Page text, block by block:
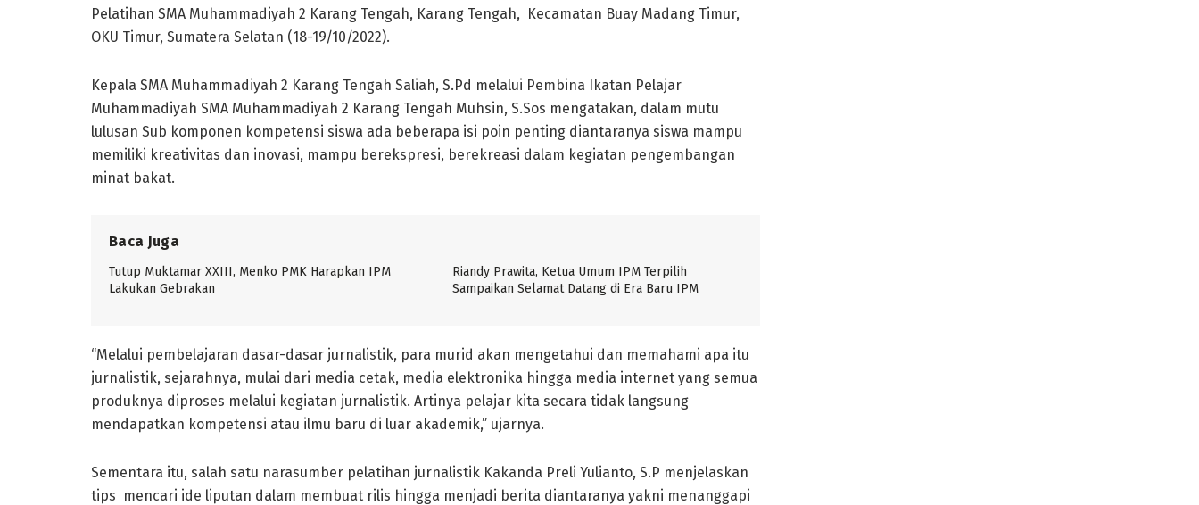
Pelatihan SMA Muhammadiyah 2 Karang Tengah, Karang Tengah, Kecamatan Buay Madang Timur,
OKU Timur, Sumatera Selatan (18-19/10/2022).
Kepala SMA Muhammadiyah 2 Karang Tengah Saliah, S.Pd melalui Pembina Ikatan Pelajar
Muhammadiyah SMA Muhammadiyah 2 Karang Tengah Muhsin, S.Sos mengatakan, dalam mutu
lulusan Sub komponen kompetensi siswa ada beberapa isi poin penting diantaranya siswa mampu
memiliki kreativitas dan inovasi, mampu berekspresi, berekreasi dalam kegiatan pengembangan
minat bakat.
Baca Juga
Tutup Muktamar XXIII, Menko PMK Harapkan IPM
Lakukan Gebrakan
Riandy Prawita, Ketua Umum IPM Terpilih
Sampaikan Selamat Datang di Era Baru IPM
“Melalui pembelajaran dasar-dasar jurnalistik, para murid akan mengetahui dan memahami apa itu
jurnalistik, sejarahnya, mulai dari media cetak, media elektronika hingga media internet yang semua
produknya diproses melalui kegiatan jurnalistik. Artinya pelajar kita secara tidak langsung
mendapatkan kompetensi atau ilmu baru di luar akademik,” ujarnya.
Sementara itu, salah satu narasumber pelatihan jurnalistik Kakanda Preli Yulianto, S.P menjelaskan
tips mencari ide liputan dalam membuat rilis hingga menjadi berita diantaranya yakni menanggapi